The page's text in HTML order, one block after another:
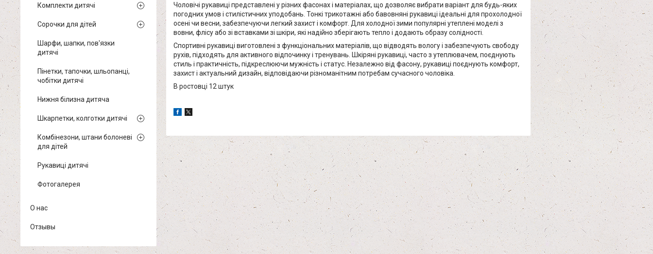
Чоловічі рукавиці представлені у різних фасонах і матеріалах, що дозволяє вибрати варіант для будь-яких
погодних умов і стилістичних уподобань. Тонкі трикотажні або бавовняні рукавиці ідеальні для прохолодної
осені чи весни, забезпечуючи легкий захист і комфорт. Для холодної зими популярні утеплені моделі з
вовни, флісу або зі вставками зі шкіри, які надійно зберігають тепло і додають образу солідності.
Спортивні рукавиці виготовлені з функціональних матеріалів, що відводять вологу і забезпечують свободу
рухів, підходять для активного відпочинку і тренувань. Шкіряні рукавиці, часто з утеплювачем, поєднують
стиль і практичність, підкреслюючи мужність і статус. Незалежно від фасону, рукавиці поєднують комфорт,
захист і актуальний дизайн, відповідаючи різноманітним потребам сучасного чоловіка.
В ростовці 12 штук
Комплекти дитячі
Сорочки для дітей
Шарфи, шапки, пов'язки
дитячі
Пінетки, тапочки, шльопанці,
чобітки дитячі
Нижня білизна дитяча
Шкарпетки, колготки дитячі
Комбінезони, штани болоневі
для дітей
Рукавиці дитячі
Фотогалерея
О нас
Отзывы